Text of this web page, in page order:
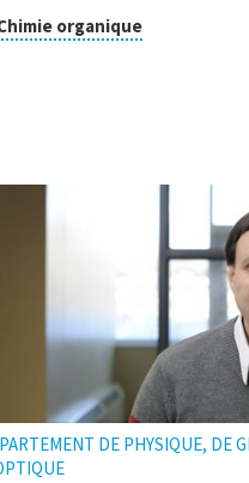
organiqueCliquer
pour
DE PHYSIQUE, DE